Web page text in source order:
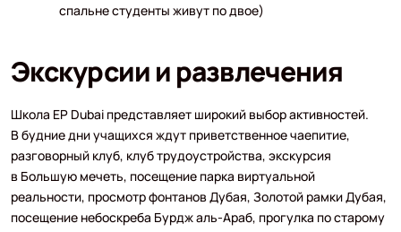
спальне студенты живут по двое)
Экскурсии и развлечения
Школа EP Dubai представляет широкий выбор активностей.
В будние дни учащихся ждут приветственное чаепитие,
разговорный клуб, клуб трудоустройства, экскурсия
в Большую мечеть, посещение парка виртуальной
реальности, просмотр фонтанов Дубая, Золотой рамки Дубая,
посещение небоскреба Бурдж аль-Араб, прогулка по старому